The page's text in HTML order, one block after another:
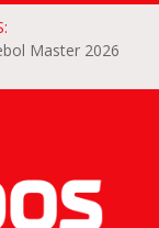
Master 2026